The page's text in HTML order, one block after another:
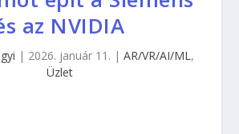
az NVIDIA
| 2026. január 11. | AR/VR/AI/ML,
Üzlet